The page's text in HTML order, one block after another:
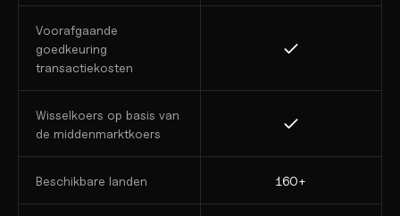
Voorafgaande
goedkeuring
transactiekosten
Wisselkoers op basis van
de middenmarktkoers
Beschikbare landen 160+